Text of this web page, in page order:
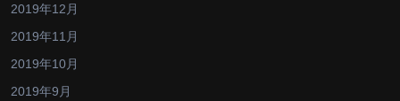
2019年12月
2019年11月
2019年10月
2019年9月